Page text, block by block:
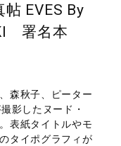
EVES By
署名本
森秋子、ピーター
影したヌード・
表紙タイトルやモ
タイポグラフィが